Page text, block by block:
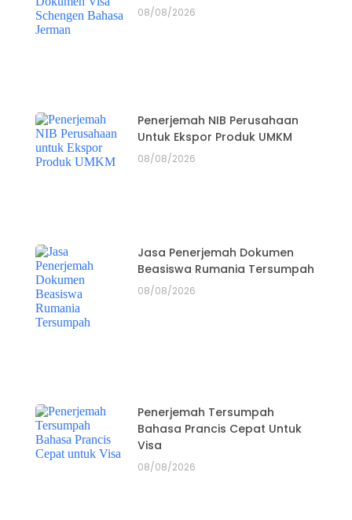
08/08/2026
Penerjemah NIB Perusahaan
Untuk Ekspor Produk UMKM
08/08/2026
Jasa Penerjemah Dokumen
Beasiswa Rumania Tersumpah
08/08/2026
Penerjemah Tersumpah
Bahasa Prancis Cepat Untuk
Visa
08/08/2026